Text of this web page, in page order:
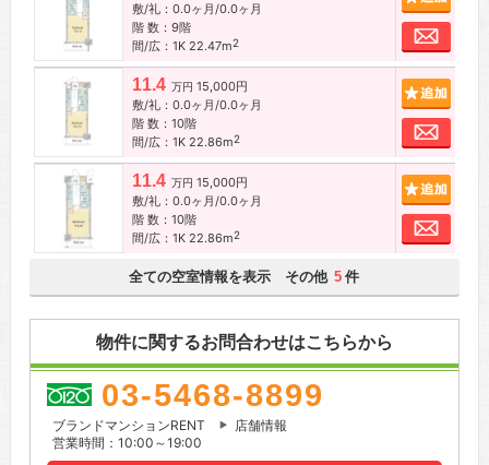
敷/礼：0.0ヶ月/0.0ヶ月
階 数：9階
間/広：1K 22.47m2
お問
11.4 万円 15,000円
敷/礼：0.0ヶ月/0.0ヶ月
階 数：10階
間/広：1K 22.86m2
お問
11.4 万円 15,000円
敷/礼：0.0ヶ月/0.0ヶ月
階 数：10階
間/広：1K 22.86m2
お問
全ての空室情報を表示 その他 5 件
物件に関するお問合わせはこちらから
03-5468-8899
ブランドマンションRENT
店舗情報
営業時間：10:00～19:00